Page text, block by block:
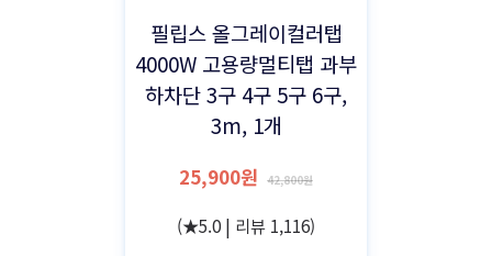
필립스 올그레이컬러탭
4000W 고용량멀티탭 과부
하차단 3구 4구 5구 6구,
3m, 1개
25,900원 42,800원
(★5.0 | 리뷰 1,116)